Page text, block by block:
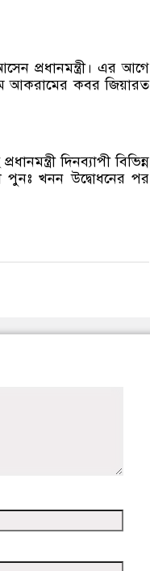
প্রধানমন্ত্রী। এর আগে
আকরামের কবর জিয়ারত
দিনব্যাপী বিভিন্ন
পুনঃ খনন উদ্বোধনের পর